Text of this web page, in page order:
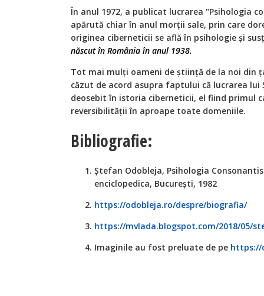
În anul 1972, a publicat lucrarea "Psihologia
apărută chiar în anul morții sale, prin care
originea ciberneticii se află în psihologie și
născut în România în anul 1938.
Tot mai mulți oameni de știință de la noi din
căzut de acord asupra faptului că lucrarea
deosebit în istoria ciberneticii, el fiind primul
reversibilității în aproape toate domeniile.
Bibliografie:
Ștefan Odobleja, Psihologia
enciclopedica, București, 1982
https://odobleja.ro/despre/biografia/
https://mvlada.blogspot.com/2018/05/
Imaginile au fost preluate de pe https://